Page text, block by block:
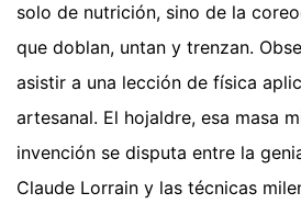
solo de nutrición, sino de la
que doblan, untan y trenzan.
asistir a una lección de física
artesanal. El hojaldre, esa masa
invención se disputa entre la
Claude Lorrain y las técnicas